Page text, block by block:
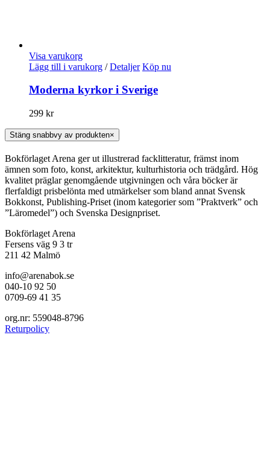
Visa varukorg
Lägg till i varukorg / Detaljer Köp nu
Moderna kyrkor i Sverige
299 kr
Stäng snabbvy av produkten×
Bokförlaget Arena ger ut illustrerad facklitteratur, främst inom
ämnen som foto, konst, arkitektur, kulturhistoria och trädgård. Hög
kvalitet präglar genomgående utgivningen och våra böcker är
flerfaldigt prisbelönta med utmärkelser som bland annat Svensk
Bokkonst, Publishing-Priset (inom kategorier som ”Praktverk” och
”Läromedel”) och Svenska Designpriset.
Bokförlaget Arena
Fersens väg 9 3 tr
211 42 Malmö
info@arenabok.se
040-10 92 50
0709-69 41 35
org.nr: 559048-8796
Returpolicy